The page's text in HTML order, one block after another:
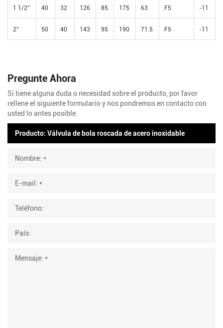
1 1/2’’ 40 32 126 85 175 63 F5 -11
2’’ 50 40 143 95 190 71.5 F5 -11
Pregunte Ahora
Si tiene alguna duda o necesidad sobre el producto, por favor
rellene el siguiente formulario y nos pondremos en contacto con
usted lo antes posible.